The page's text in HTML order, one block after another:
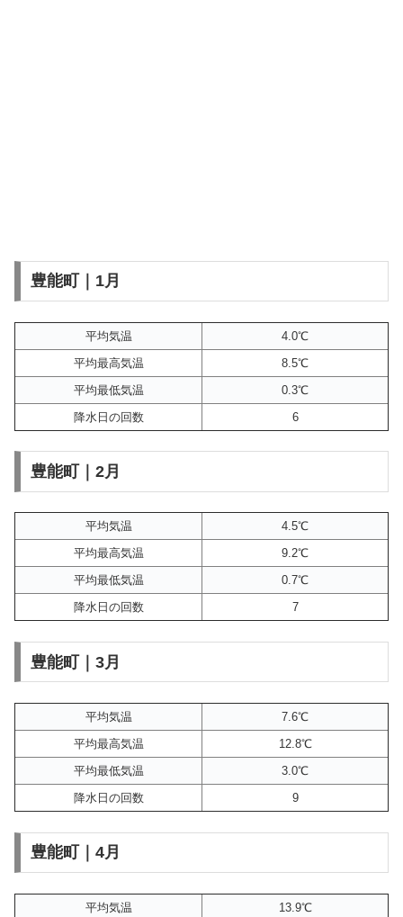
豊能町｜1月
平均気温
4.0℃
平均最高気温
8.5℃
平均最低気温
0.3℃
降水日の回数
6
豊能町｜2月
平均気温
4.5℃
平均最高気温
9.2℃
平均最低気温
0.7℃
降水日の回数
7
豊能町｜3月
平均気温
7.6℃
平均最高気温
12.8℃
平均最低気温
3.0℃
降水日の回数
9
豊能町｜4月
平均気温 13.9℃